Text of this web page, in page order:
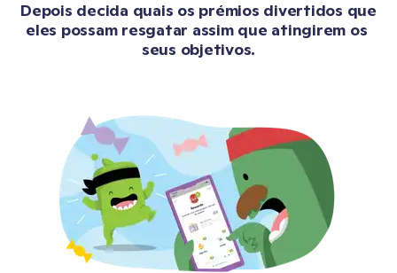
Depois decida quais os prémios divertidos que
eles possam resgatar assim que atingirem os
seus objetivos.